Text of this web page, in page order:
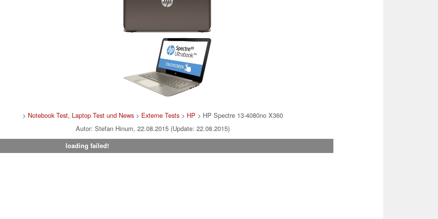
> Notebook Test, Laptop Test und News> Externe Tests> HP > HP Spectre 13-4080no X360
Autor: Stefan Hinum, 22.08.2015 (Update: 22.08.2015)
loading failed!